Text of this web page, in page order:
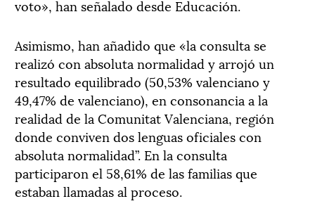
voto», han señalado desde Educación.
Asimismo, han añadido que «la consulta se
realizó con absoluta normalidad y arrojó un
resultado equilibrado (50,53% valenciano y
49,47% de valenciano), en consonancia a la
realidad de la Comunitat Valenciana, región
donde conviven dos lenguas oficiales con
absoluta normalidad”. En la consulta
participaron el 58,61% de las familias que
estaban llamadas al proceso.